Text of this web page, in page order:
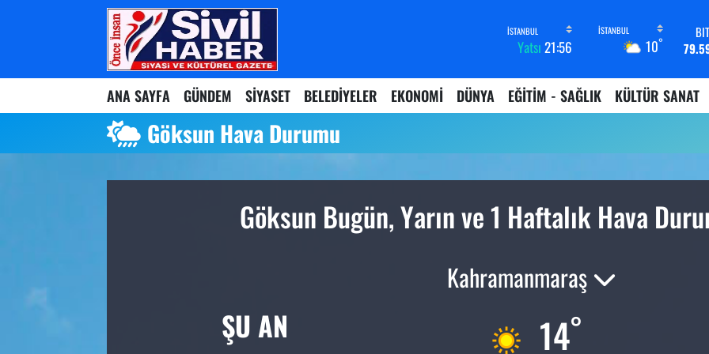
Yatsı 21:56 10°
ANA SAYFA GÜNDEM SİYASET BELEDİYELER EKONOMİ DÜNYA EĞİTİM - SAĞLIK KÜLTÜR SANAT
Göksun Hava Durumu
Göksun Bugün, Yarın ve 1 Haftalık Hava
ŞU AN
Kahramanmaraş
14°
Nöbetçi Eczaneler
Hava Durumu
Namaz Vakitleri
Trafik Durumu